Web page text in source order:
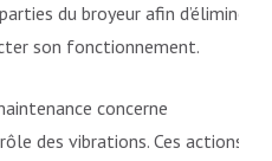
du broyeur afin d’éliminer
son fonctionnement.
concerne
des vibrations. Ces actions